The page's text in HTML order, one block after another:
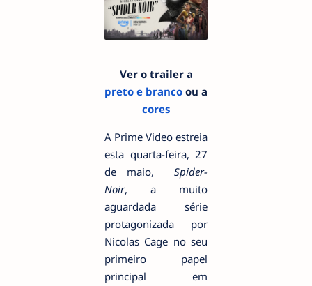
Ver o trailer a
preto e branco ou a
cores
A Prime Video estreia
esta quarta-feira, 27
de maio,
Spider-
Noir, a muito
aguardada série
protagonizada por
Nicolas Cage no seu
primeiro papel
principal em